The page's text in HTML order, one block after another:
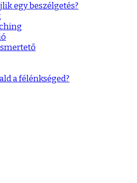
egy beszélgetés?
a félénkséged?